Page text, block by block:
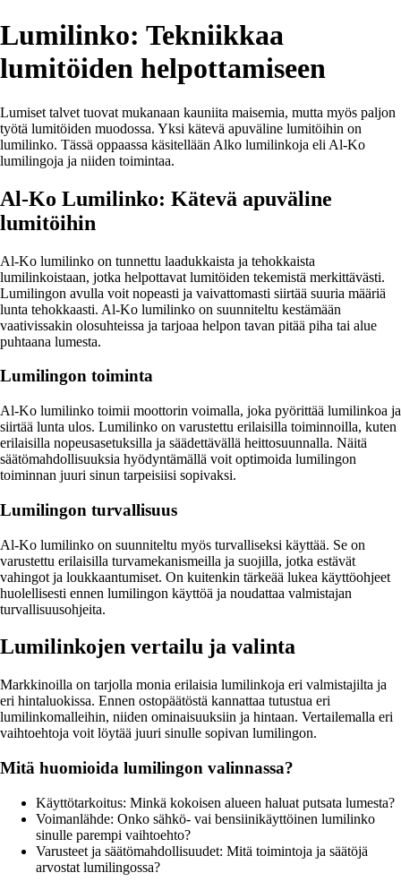
Lumilinko: Tekniikkaa
lumitöiden helpottamiseen
Lumiset talvet tuovat mukanaan kauniita maisemia, mutta myös paljon
työtä lumitöiden muodossa. Yksi kätevä apuväline lumitöihin on
lumilinko. Tässä oppaassa käsitellään Alko lumilinkoja eli Al-Ko
lumilingoja ja niiden toimintaa.
Al-Ko Lumilinko: Kätevä apuväline
lumitöihin
Al-Ko lumilinko on tunnettu laadukkaista ja tehokkaista
lumilinkoistaan, jotka helpottavat lumitöiden tekemistä merkittävästi.
Lumilingon avulla voit nopeasti ja vaivattomasti siirtää suuria määriä
lunta tehokkaasti. Al-Ko lumilinko on suunniteltu kestämään
vaativissakin olosuhteissa ja tarjoaa helpon tavan pitää piha tai alue
puhtaana lumesta.
Lumilingon toiminta
Al-Ko lumilinko toimii moottorin voimalla, joka pyörittää lumilinkoa ja
siirtää lunta ulos. Lumilinko on varustettu erilaisilla toiminnoilla, kuten
erilaisilla nopeusasetuksilla ja säädettävällä heittosuunnalla. Näitä
säätömahdollisuuksia hyödyntämällä voit optimoida lumilingon
toiminnan juuri sinun tarpeisiisi sopivaksi.
Lumilingon turvallisuus
Al-Ko lumilinko on suunniteltu myös turvalliseksi käyttää. Se on
varustettu erilaisilla turvamekanismeilla ja suojilla, jotka estävät
vahingot ja loukkaantumiset. On kuitenkin tärkeää lukea käyttöohjeet
huolellisesti ennen lumilingon käyttöä ja noudattaa valmistajan
turvallisuusohjeita.
Lumilinkojen vertailu ja valinta
Markkinoilla on tarjolla monia erilaisia lumilinkoja eri valmistajilta ja
eri hintaluokissa. Ennen ostopäätöstä kannattaa tutustua eri
lumilinkomalleihin, niiden ominaisuuksiin ja hintaan. Vertailemalla eri
vaihtoehtoja voit löytää juuri sinulle sopivan lumilingon.
Mitä huomioida lumilingon valinnassa?
Käyttötarkoitus: Minkä kokoisen alueen haluat putsata lumesta?
Voimanlähde: Onko sähkö- vai bensiinikäyttöinen lumilinko
sinulle parempi vaihtoehto?
Varusteet ja säätömahdollisuudet: Mitä toimintoja ja säätöjä
arvostat lumilingossa?